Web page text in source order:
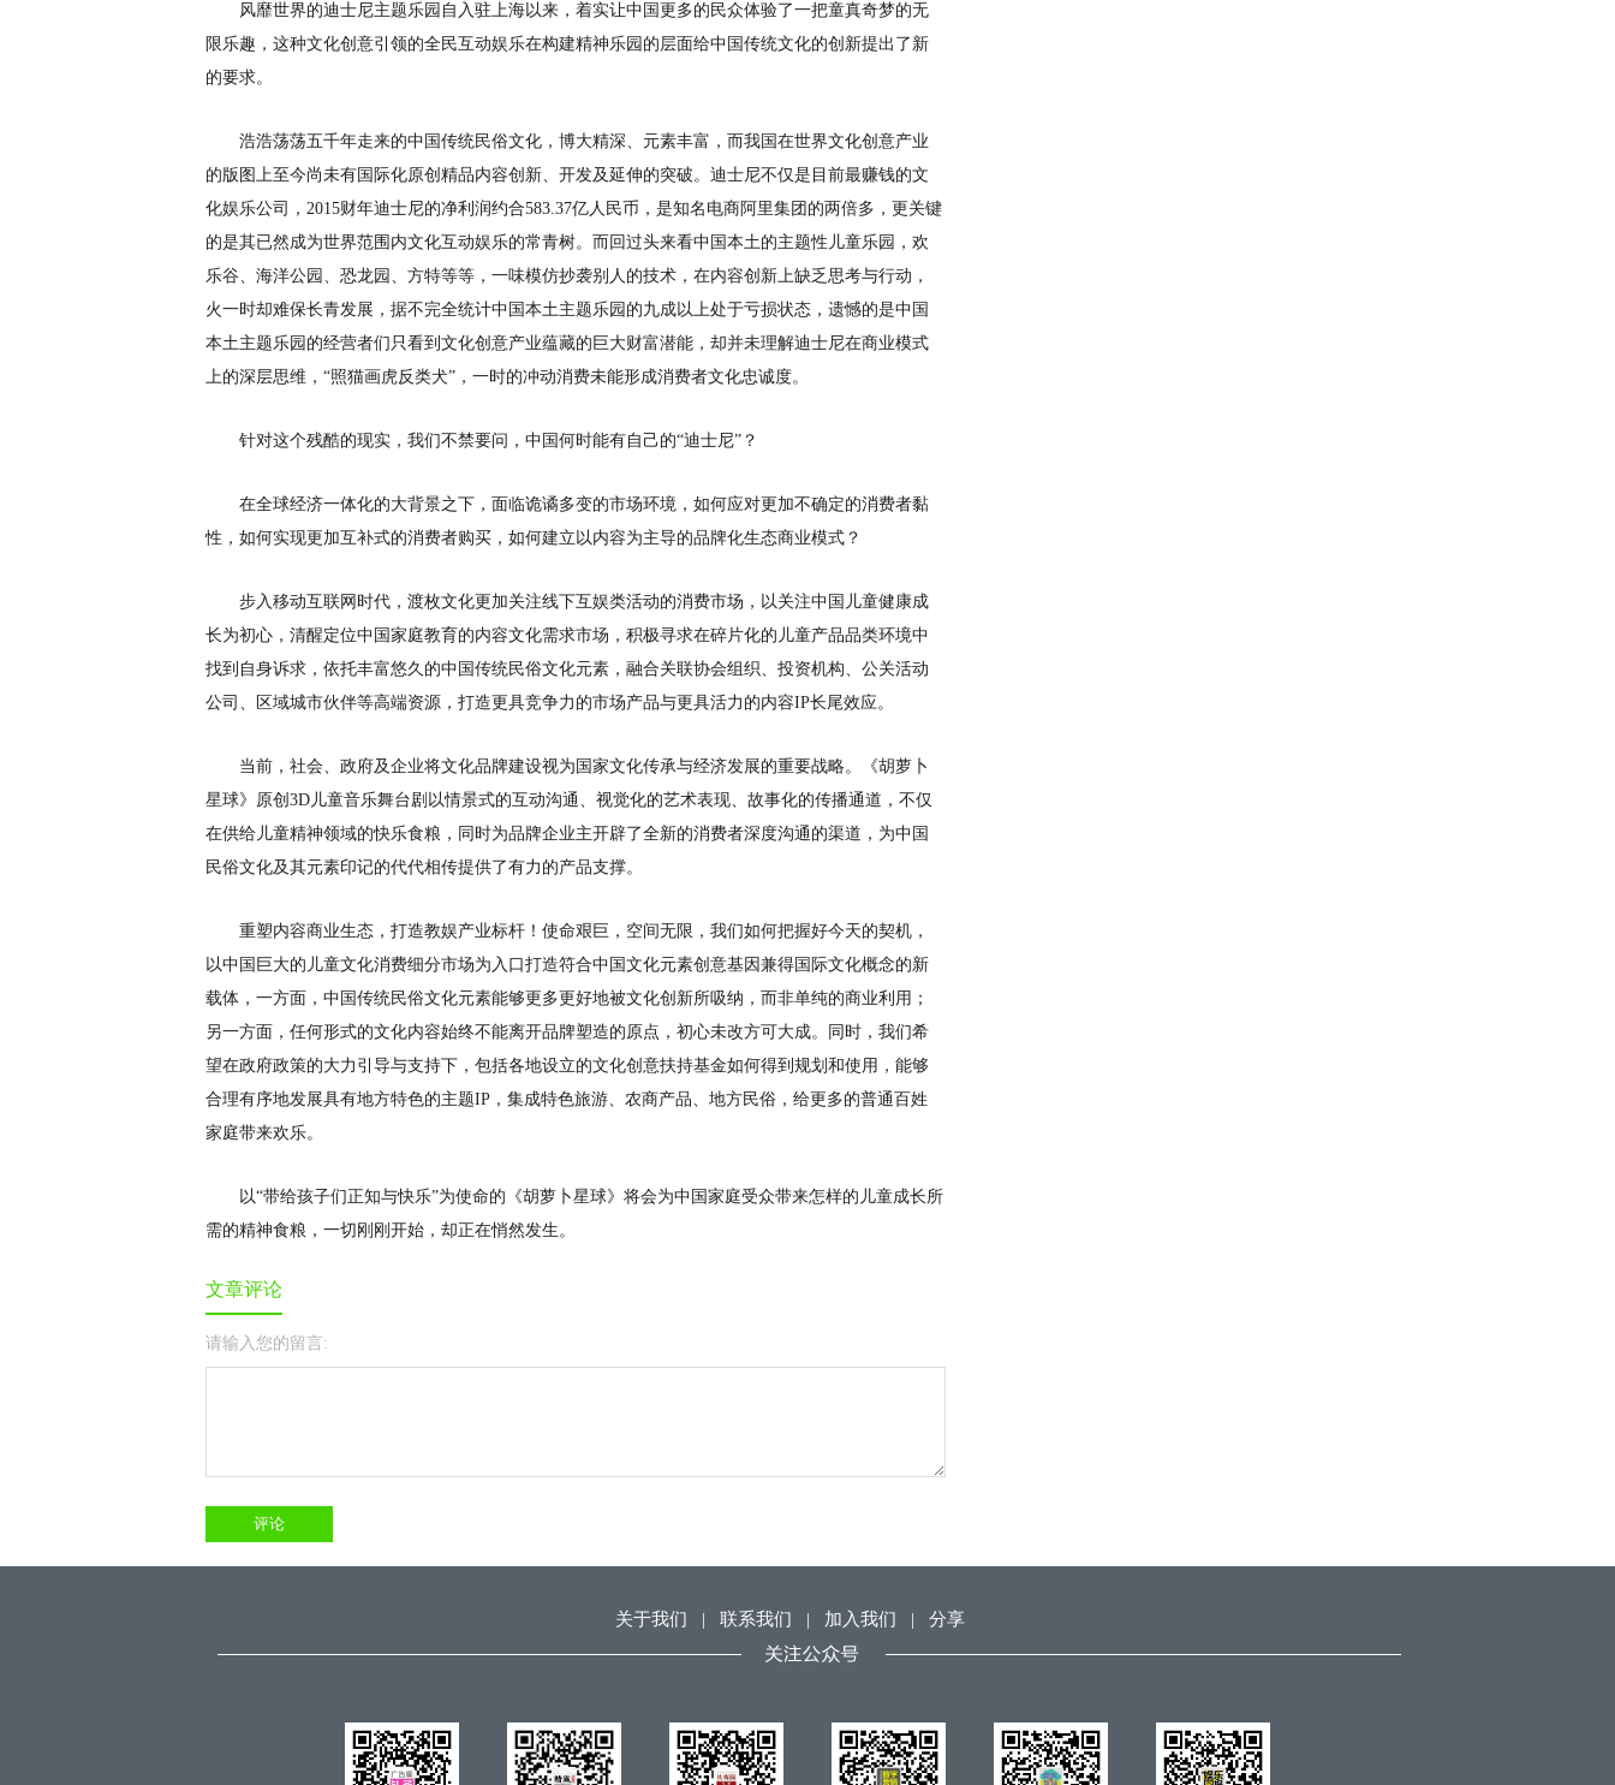
风靡世界的迪士尼主题乐园自入驻上海以来，着实让中国更多的民众体验了一把童真奇梦的无
限乐趣，这种文化创意引领的全民互动娱乐在构建精神乐园的层面给中国传统文化的创新提出了新
的要求。
浩浩荡荡五千年走来的中国传统民俗文化，博大精深、元素丰富，而我国在世界文化创意产业
的版图上至今尚未有国际化原创精品内容创新、开发及延伸的突破。迪士尼不仅是目前最赚钱的文
化娱乐公司， 2015财年迪士尼的净利润约合583.37亿人民币，是知名电商阿里集团的两倍多，更关键
的是其已然成为世界范围内文化互动娱乐的常青树。而回过头来看中国本土的主题性儿童乐园，欢
乐谷、海洋公园、恐龙园、方特等等，一味模仿抄袭别人的技术，在内容创新上缺乏思考与行动，
火一时却难保长青发展，据不完全统计中国本土主题乐园的九成以上处于亏损状态，遗憾的是中国
本土主题乐园的经营者们只看到文化创意产业蕴藏的巨大财富潜能，却并未理解迪士尼在商业模式
上的深层思维，“照猫画虎反类犬”，一时的冲动消费未能形成消费者文化忠诚度。
针对这个残酷的现实，我们不禁要问，中国何时能有自己的“迪士尼”？
在全球经济一体化的大背景之下，面临诡谲多变的市场环境，如何应对更加不确定的消费者黏
性，如何实现更加互补式的消费者购买，如何建立以内容为主导的品牌化生态商业模式？
步入移动互联网时代，渡枚文化更加关注线下互娱类活动的消费市场，以关注中国儿童健康成
长为初心，清醒定位中国家庭教育的内容文化需求市场，积极寻求在碎片化的儿童产品品类环境中
找到自身诉求，依托丰富悠久的中国传统民俗文化元素，融合关联协会组织、投资机构、公关活动
公司、区域城市伙伴等高端资源，打造更具竞争力的市场产品与更具活力的内容IP长尾效应。
当前，社会、政府及企业将文化品牌建设视为国家文化传承与经济发展的重要战略。《胡萝卜
星球》原创 3D儿童音乐舞台剧以情景式的互动沟通、视觉化的艺术表现、故事化的传播通道，不仅
在供给儿童精神领域的快乐食粮，同时为品牌企业主开辟了全新的消费者深度沟通的渠道，为中国
民俗文化及其元素印记的代代相传提供了有力的产品支撑。
重塑内容商业生态，打造教娱产业标杆！使命艰巨，空间无限，我们如何把握好今天的契机，
以中国巨大的儿童文化消费细分市场为入口打造符合中国文化元素创意基因兼得国际文化概念的新
载体，一方面，中国传统民俗文化元素能够更多更好地被文化创新所吸纳，而非单纯的商业利用；
另一方面，任何形式的文化内容始终不能离开品牌塑造的原点，初心未改方可大成。同时，我们希
望在政府政策的大力引导与支持下，包括各地设立的文化创意扶持基金如何得到规划和使用，能够
合理有序地发展具有地方特色的主题IP，集成特色旅游、农商产品、地方民俗，给更多的普通百姓
家庭带来欢乐。
以“带给孩子们正知与快乐”为使命的《胡萝卜星球》将会为中国家庭受众带来怎样的儿童成长所
需的精神食粮，一切刚刚开始，却正在悄然发生。
文章评论
请输入您的留言:
关于我们 | 联系我们 | 加入我们 | 分享